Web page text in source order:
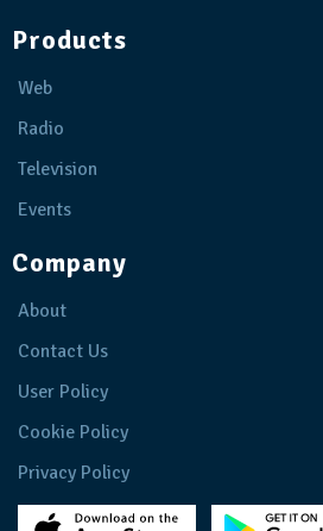
Products
Web
Radio
Television
Events
Company
About
Contact Us
User Policy
Cookie Policy
Privacy Policy